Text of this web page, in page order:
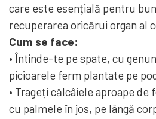
care este esențială pentru
recuperarea oricărui organ al
Cum se face:
• Întinde-te pe spate, cu
picioarele ferm plantate pe
• Trageți călcâiele aproape de
cu palmele în jos, pe lângă